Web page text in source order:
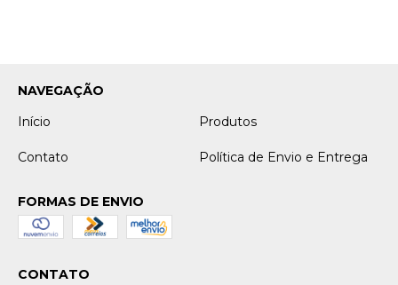
NAVEGAÇÃO
Início
Produtos
Contato Política de Envio e Entrega
FORMAS DE ENVIO
CONTATO